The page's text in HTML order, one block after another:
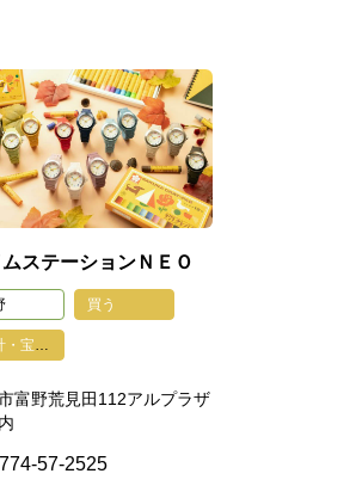
ステーションＮＥＯ
買う
時計・宝石・貴金属・眼鏡・印鑑・鍵・写真
富野荒見田112アルプラザ
57-2525